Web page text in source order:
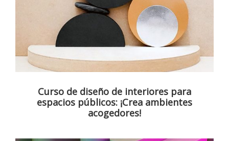
Curso de diseño de interiores para
espacios públicos: ¡Crea ambientes
acogedores!